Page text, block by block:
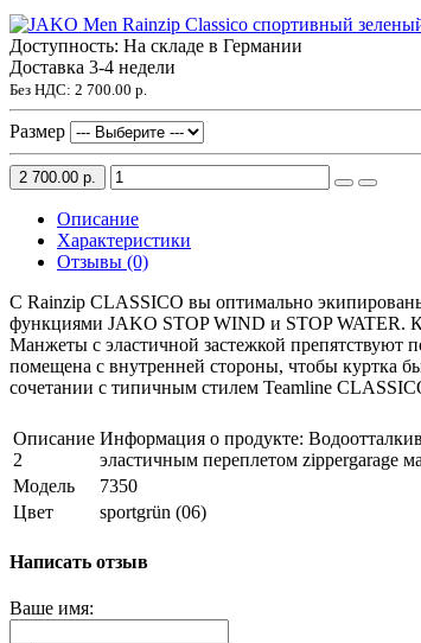
Доступность: На складе в Германии
Доставка 3-4 недели
Без НДС: 2 700.00 р.
Размер
2 700.00 р.
Описание
Характеристики
Отзывы (0)
С Rainzip CLASSICO вы оптимально
функциями JAKO STOP WIND и STOP WATER.
Манжеты с эластичной застежкой препятствуют
помещена с внутренней стороны, чтобы куртка
сочетании с типичным стилем Teamline
Описание
2
Информация о продукте:
эластичным переплетом zippergarage
Модель
7350
Цвет
sportgrün (06)
Написать отзыв
Ваше имя: